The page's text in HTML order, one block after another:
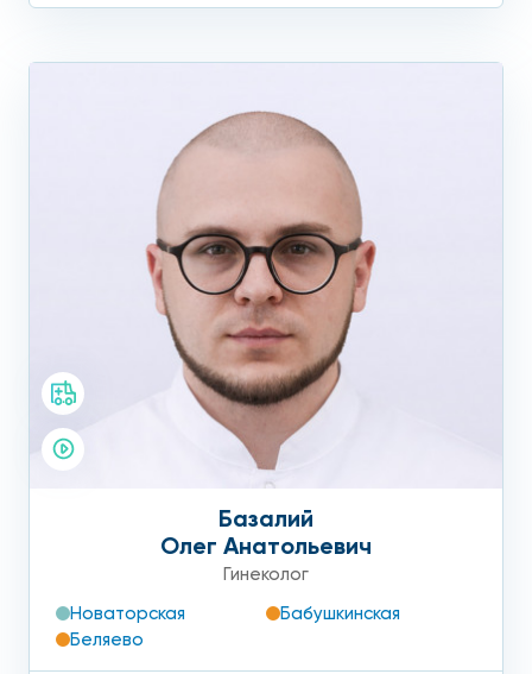
Базалий
Олег Анатольевич
Гинеколог
Новаторская
Бабушкинская
Беляево